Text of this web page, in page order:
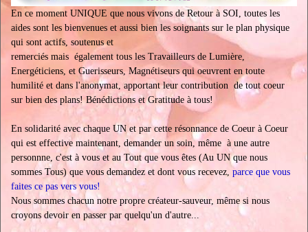
En ce moment UNIQUE que nous vivons de Retour à SOI, toutes les
aides sont les bienvenues et aussi bien les soignants sur le plan physique
qui sont actifs, soutenus et
remerciés mais également tous les Travailleurs de Lumière,
Energéticiens, et Guerisseurs, Magnétiseurs qui oeuvrent en toute
humilité et dans l'anonymat, apportant leur contribution de tout coeur
sur bien des plans! Bénédictions et Gratitude à tous!
En solidarité avec chaque UN et par cette résonnance de Coeur à Coeur
qui est effective maintenant, demander un soin, même à une autre
personnne, c'est à vous et au Tout que vous êtes (Au UN que nous
sommes Tous) que vous demandez et dont vous recevez, parce que vous
faites ce pas vers vous!
Nous sommes chacun notre propre créateur-sauveur, même si nous
croyons devoir en passer par quelqu'un d'autre...